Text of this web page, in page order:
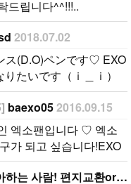
니다!
大好き
ぜひ
になっ
さい^
드립니다^^!!!..
2018.07.02
(D.O)ペンです♡ EXO
たいです（ｉ＿ｉ）
baexo052016.09.15
엑소팬입니다 ♡ 엑소
가 되고 싶습니다!EXO
達になってください^
EXO-K・EXO-M를좋아하는 사람! 편지교환or선물교환하지않겠습니까?